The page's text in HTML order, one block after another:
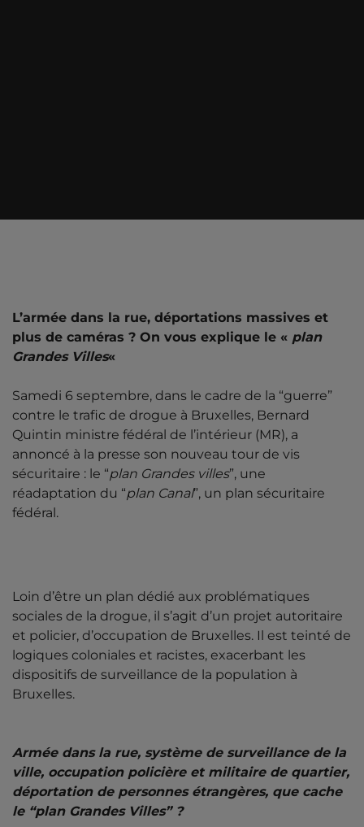
L’armée dans la rue, déportations massives et
plus de caméras ? On vous explique le « plan
Grandes Villes«
Samedi 6 septembre, dans le cadre de la “guerre”
contre le trafic de drogue à Bruxelles, Bernard
Quintin ministre fédéral de l’intérieur (MR), a
annoncé à la presse son nouveau tour de vis
sécuritaire : le “plan Grandes villes”, une
réadaptation du “plan Canal”, un plan sécuritaire
fédéral.
Loin d’être un plan dédié aux problématiques
sociales de la drogue, il s’agit d’un projet autoritaire
et policier, d’occupation de Bruxelles. Il est teinté de
logiques coloniales et racistes, exacerbant les
dispositifs de surveillance de la population à
Bruxelles.
Armée dans la rue, système de surveillance de la
ville, occupation policière et militaire de quartier,
déportation de personnes étrangères, que cache
le “plan Grandes Villes” ?